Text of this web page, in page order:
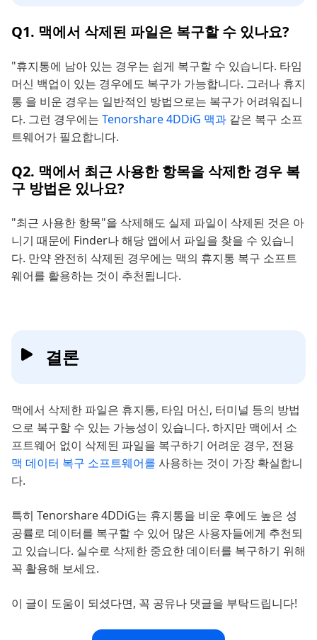
Q1. 맥에서 삭제된 파일은 복구할 수 있나요?
"휴지통에 남아 있는 경우는 쉽게 복구할 수 있습니다. 타임
머신 백업이 있는 경우에도 복구가 가능합니다. 그러나 휴지
통 을 비운 경우는 일반적인 방법으로는 복구가 어려워집니
다. 그런 경우에는 Tenorshare 4DDiG 맥과 같은 복구 소프
트웨어가 필요합니다.
Q2. 맥에서 최근 사용한 항목을 삭제한 경우 복
구 방법은 있나요?
"최근 사용한 항목"을 삭제해도 실제 파일이 삭제된 것은 아
니기 때문에 Finder나 해당 앱에서 파일을 찾을 수 있습니
다. 만약 완전히 삭제된 경우에는 맥의 휴지통 복구 소프트
웨어를 활용하는 것이 추천됩니다.
결론
맥에서 삭제한 파일은 휴지통, 타임 머신, 터미널 등의 방법
으로 복구할 수 있는 가능성이 있습니다. 하지만 맥에서 소
프트웨어 없이 삭제된 파일을 복구하기 어려운 경우, 전용
맥 데이터 복구 소프트웨어를 사용하는 것이 가장 확실합니
다.
특히 Tenorshare 4DDiG는 휴지통을 비운 후에도 높은 성
공률로 데이터를 복구할 수 있어 많은 사용자들에게 추천되
고 있습니다. 실수로 삭제한 중요한 데이터를 복구하기 위해
꼭 활용해 보세요.
이 글이 도움이 되셨다면, 꼭 공유나 댓글을 부탁드립니다!